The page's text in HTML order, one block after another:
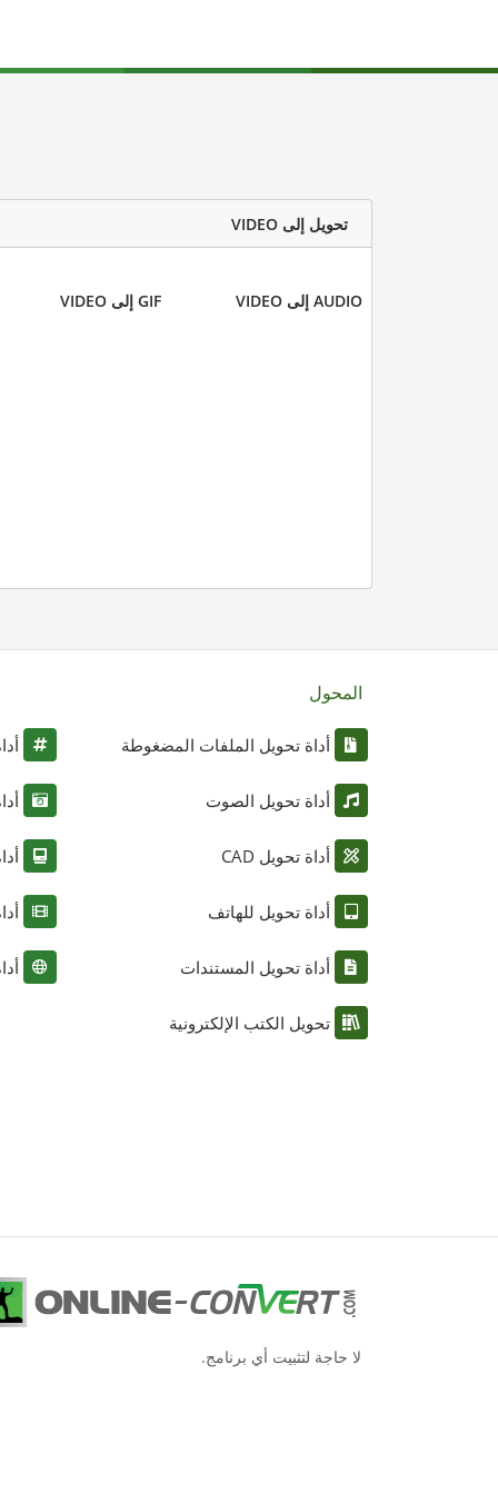
تحويل إلى VIDEO
AUDIO إلى VIDEO GIF إلى VIDEO
المحول
أداة تحويل الملفات المضغوطة
أداة تحويل الصوت
أداة تحويل CAD
أداة تحويل للهاتف
أداة تحويل المستندات
تحويل الكتب الإلكترونية
لا حاجة لتثبيت أي برنامج.